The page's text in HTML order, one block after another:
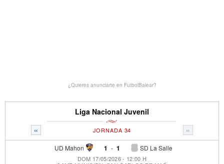
¿Quieres anunciarte en FutbolBalear?
Liga Nacional Juvenil
« »
JORNADA 34
UD Mahon 1 - SD La Salle
1
DOM 17/05/2026 - 12:00 H